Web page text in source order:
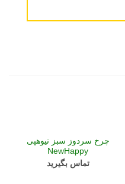
چرخ سردوز سبز نیوهپی
NewHappy
تماس بگیرید